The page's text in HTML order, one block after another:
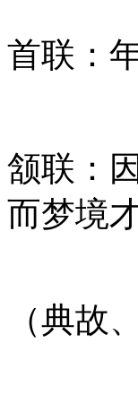
首联：
颔联：
而梦
实的
（典故